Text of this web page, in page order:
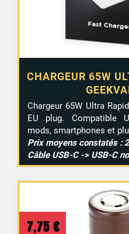
CHARGEUR 65W
Chargeur 65W Ultra
EU plug. Compatible
mods, smartphones et
Prix moyens constatés :
Câble USB-C -> USB-C
7,75 €